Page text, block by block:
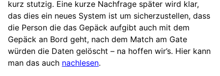
kurz stutzig. Eine kurze Nachfrage später wird klar,
das dies ein neues System ist um sicherzustellen, dass
die Person die das Gepäck aufgibt auch mit dem
Gepäck an Bord geht, nach dem Match am Gate
würden die Daten gelöscht – na hoffen wir’s. Hier kann
man das auch nachlesen.